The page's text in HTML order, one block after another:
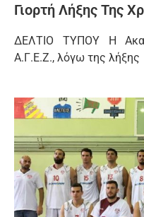
Γιορτή Λήξης Της
ΔΕΛΤΙΟ ΤΥΠΟΥ Η
Α.Γ.Ε.Ζ., λόγω της λήξης